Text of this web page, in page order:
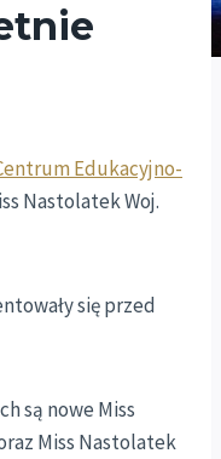
Edukacyjno-
Nastolatek Woj.
się przed
są nowe Miss
Miss Nastolatek